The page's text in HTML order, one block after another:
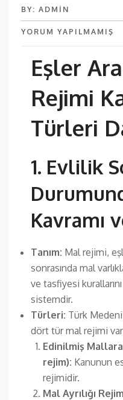
BY: ADMIN
YORUM YAPILMAMIŞ
Eşler
Rejimi
Türleri
1. Evlilik
Kavramı
Tanım: Mal rejimi,
sonrasında mal
ve tasfiyesi
sistemdir.
Türleri: Türk
dört tür mal rejimi
Edinilmiş
rejim): Kanunun
rejimidir.
Mal Ayrılığı